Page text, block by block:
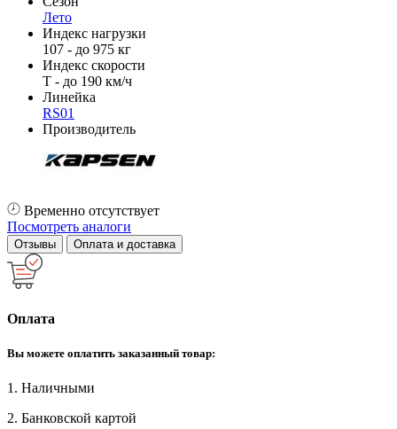
Лето
Индекс нагрузки
107 - до 975 кг
Индекс скорости
T - до 190 км/ч
Линейка
RS01
Производитель
Временно отсутствует
Посмотреть аналоги
Отзывы Оплата и доставка
Оплата
Вы можете оплатить заказанный товар:
1. Наличными
2. Банковской картой